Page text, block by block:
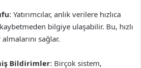
: Yatırımcılar, anlık verilere hızlıca
bilgiye ulaşabilir. Bu, hızlı
sağlar.
Bildirimler: Birçok sistem,